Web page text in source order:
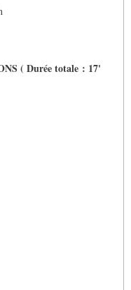
( Durée totale : 17'